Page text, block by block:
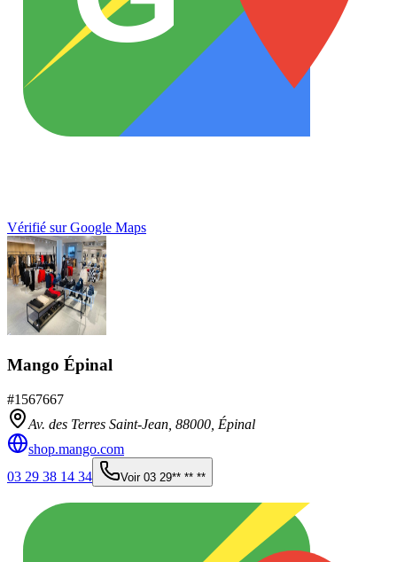
Vérifié sur Google Maps
Mango Épinal
#1567667
Av. des Terres Saint-Jean, 88000 Épinal
shop.mango.com
03 29 38 14 34
Voir 03 29** ** **